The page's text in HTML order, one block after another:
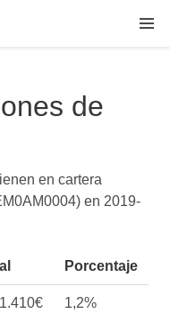
de
en cartera
en 2019-
Porcentaje
1,2%